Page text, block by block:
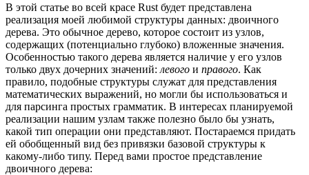
В этой статье во всей красе Rust будет представлена
реализация моей любимой структуры данных: двоичного
дерева. Это обычное дерево, которое состоит из узлов,
содержащих (потенциально глубоко) вложенные значения.
Особенностью такого дерева является наличие у его узлов
только двух дочерних значений: левого и правого. Как
правило, подобные структуры служат для представления
математических выражений, но могли бы использоваться и
для парсинга простых грамматик. В интересах планируемой
реализации нашим узлам также полезно было бы узнать,
какой тип операции они представляют. Постараемся придать
ей обобщенный вид без привязки базовой структуры к
какому-либо типу. Перед вами простое представление
двоичного дерева: